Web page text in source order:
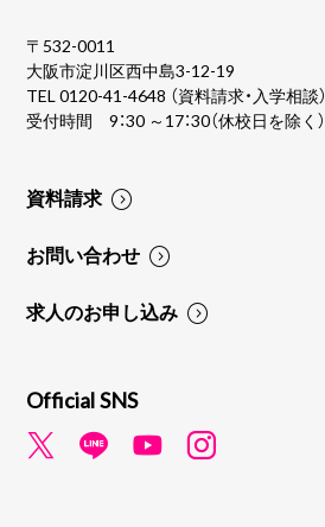
〒532-0011
大阪市淀川区西中島3-12-19
TEL0120-41-4648 （資料請求・入学相談）
受付時間 9：30 ～17：30（休校日を除く）
資料請求
お問い合わせ
求人のお申し込み
Official SNS